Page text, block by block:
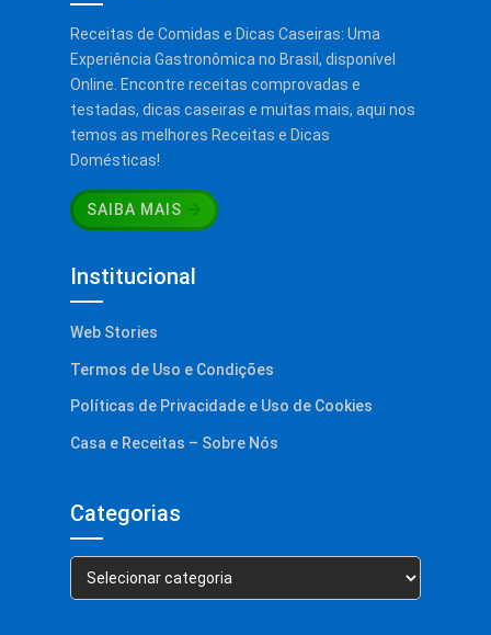
Receitas de Comidas e Dicas Caseiras: Uma
Experiência Gastronômica no Brasil, disponível
Online. Encontre receitas comprovadas e
testadas, dicas caseiras e muitas mais, aqui nos
temos as melhores Receitas e Dicas
Domésticas!
SAIBA MAIS
Institucional
Web Stories
Termos de Uso e Condições
Políticas de Privacidade e Uso de Cookies
Casa e Receitas – Sobre Nós
Categorias